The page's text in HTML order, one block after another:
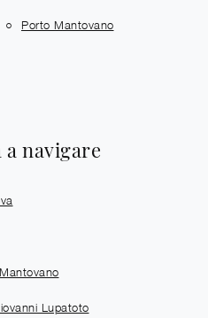
Porto Mantovano
navigare
Lupatoto